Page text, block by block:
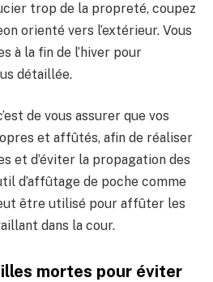
trop de la propreté, coupez
orienté vers l’extérieur. Vous
à la fin de l’hiver pour
détaillée.
de vous assurer que vos
et affûtés, afin de réaliser
et d’éviter la propagation des
d’affûtage de poche comme
être utilisé pour affûter les
dans la cour.
mortes pour éviter